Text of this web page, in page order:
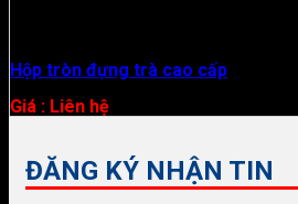
Hộp tròn đựng trà cao cấp
Giá : Liên hệ
ĐĂNG KÝ NHẬN TIN